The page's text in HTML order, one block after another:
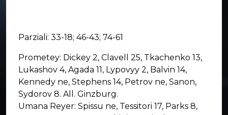
Parziali: 33-18; 46-43; 74-61
Prometey: Dickey 2, Clavell 25, Tkachenko 13,
Lukashov 4, Agada 11, Lypovyy 2, Balvin 14,
Kennedy ne, Stephens 14, Petrov ne, Sanon,
Sydorov 8. All. Ginzburg.
Umana Reyer: Spissu ne, Tessitori 17, Parks 8,